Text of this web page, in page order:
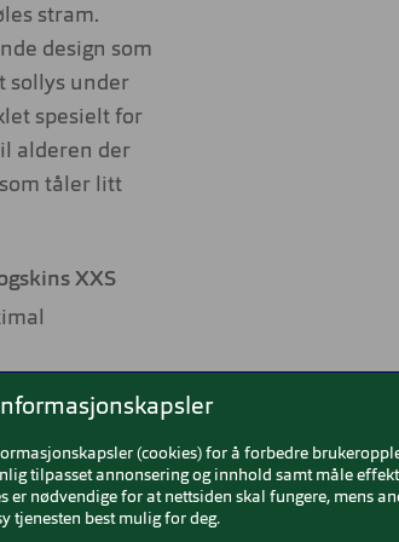
stram.
design som
sollys under
spesielt for
alderen der
tåler litt
XXS
for ungdom
å håndtere
(cookies) for å forbedre
tilpasset annonsering og innhold samt måle
er nødvendige for at nettsiden skal fungere, mens
tjenesten best mulig for deg.